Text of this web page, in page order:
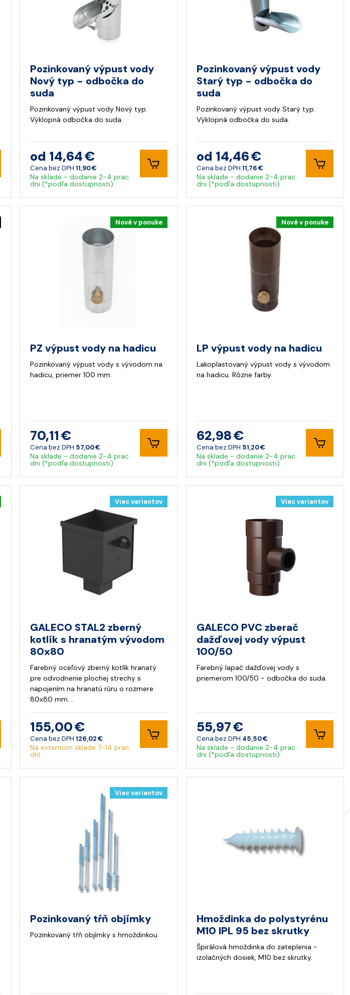
Pozinkovaný výpust vody
Nový typ - odbočka do
suda
Pozinkovaný výpust vody Nový typ.
Výklopná odbočka do suda.
od 14,64 €
Cena bez DPH11,90 €
Na sklade - dodanie 2-4 prac.
dni (*podľa dostupnosti)
Pozinkovaný výpust vody
Starý typ - odbočka do
suda
Pozinkovaný výpust vody Starý typ.
Výklopná odbočka do suda.
od 14,46 €
Cena bez DPH 11,76 €
Na sklade - dodanie 2-4 prac.
dni (*podľa dostupnosti)
Nové v ponuke
PZ výpust vody na hadicu
Pozinkovaný výpust vody s vývodom na
hadicu, priemer 100 mm.
70,11 €
Cena bez DPH 57,00 €
Na sklade - dodanie 2-4 prac.
dni (*podľa dostupnosti)
Nové v ponuke
LP výpust vody na hadicu
Lakoplastovaný výpust vody s vývodom
na hadicu. Rôzne farby.
62,98 €
Cena bez DPH 51,20 €
Na sklade - dodanie 2-4 prac.
dni (*podľa dostupnosti)
Viac variantov
GALECO STAL2 zberný
kotlík s hranatým vývodom
80x80
Farebný oceľový zberný kotlík hranatý
pre odvodnenie plochej strechy s
napojením na hranatú rúru o rozmere
80x80 mm.…
155,00 €
Cena bez DPH126,02 €
Na externom sklade 7-14 prac.
dní
Viac variantov
GALECO PVC zberač
dažďovej vody výpust
100/50
Farebný lapač dažďovej vody s
priemerom 100/50 - odbočka do suda.
55,97 €
Cena bez DPH 45,50 €
Na sklade - dodanie 2-4 prac.
dni (*podľa dostupnosti)
Viac variantov
Pozinkovaný tŕň objímky
Pozinkovaný tŕň objímky s hmoždinkou.
Hmoždinka do polystyrénu
M10 IPL 95 bez skrutky
Špirálová hmoždinka do zateplenia -
izolačných dosiek, M10 bez skrutky.